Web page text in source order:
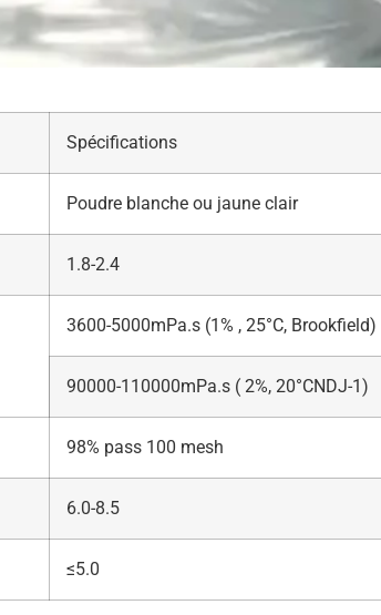
Spécifications
Poudre blanche ou jaune clair
1.8-2.4
3600-5000mPa.s (1% , 25°C, Brookfield)
90000-110000mPa.s ( 2%, 20°CNDJ-1)
98% pass 100 mesh
6.0-8.5
≤5.0